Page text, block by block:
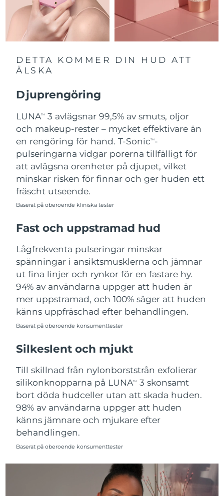
DETTA KOMMER DIN HUD ATT
ÄLSKA
Djuprengöring
LUNATM
3 avlägsnar 99,5% av smuts, oljor
och makeup-rester – mycket effektivare än
en rengöring för hand. T-SonicTM-
pulseringarna vidgar porerna tillfälligt för
att avlägsna orenheter på djupet, vilket
minskar risken för finnar och ger huden ett
fräscht utseende.
Baserat på oberoende kliniska tester
Fast och uppstramad hud
Lågfrekventa pulseringar minskar
spänningar i ansiktsmusklerna och jämnar
ut fina linjer och rynkor för en fastare hy.
94% av användarna uppger att huden är
mer uppstramad, och 100% säger att huden
känns uppfräschad efter behandlingen.
Baserat på oberoende konsumenttester
Silkeslent och mjukt
Till skillnad från nylonborststrån exfolierar
silikonknopparna på LUNATM
3 skonsamt
bort döda hudceller utan att skada huden.
98% av användarna uppger att huden
känns jämnare och mjukare efter
behandlingen.
Baserat på oberoende konsumenttester
Slovakien Förväntad leverans 10/8/26
Slovenien
Sydafrika
Sydkorea
Spanien Förväntad leverans10/8/26
Sverige Förväntad leverans
Schweiz Förväntad leverans
Taiwan Förväntad leverans
Thailand
Turkiet Förväntad leverans
Förenade
Arabemiraten
Förväntad leverans11/8/26
Storbritannien Förväntad leverans 10/8/26
USA Förväntad leverans11/8/26